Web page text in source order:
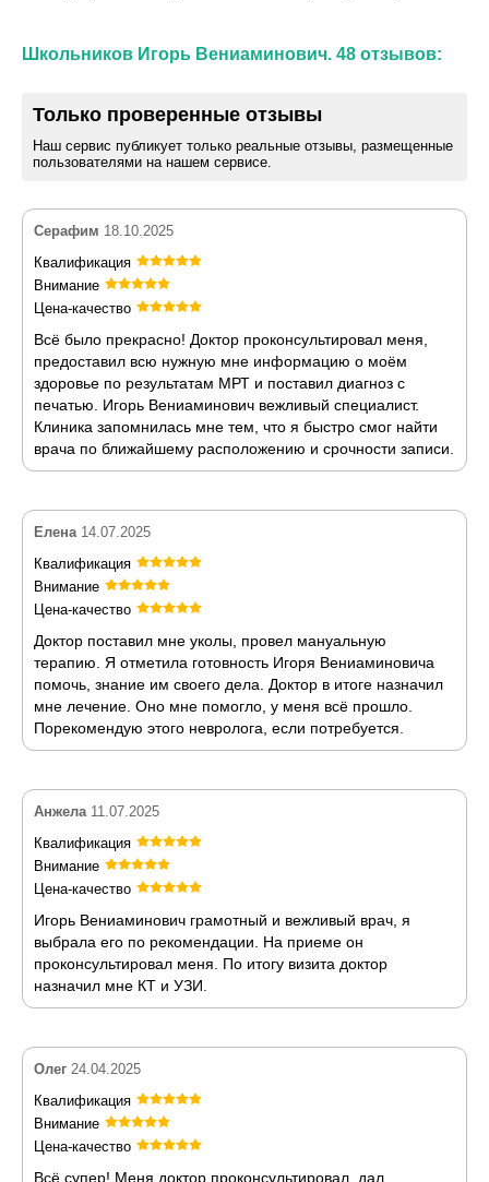
Школьников Игорь Вениаминович. 48 отзывов:
Только проверенные отзывы
Наш сервис публикует только реальные отзывы, размещенные
пользователями на нашем сервисе.
Серафим 18.10.2025
Квалификация
Внимание
Цена-качество
Всё было прекрасно! Доктор проконсультировал меня,
предоставил всю нужную мне информацию о моём
здоровье по результатам МРТ и поставил диагноз с
печатью. Игорь Вениаминович вежливый специалист.
Клиника запомнилась мне тем, что я быстро смог найти
врача по ближайшему расположению и срочности записи.
Елена 14.07.2025
Квалификация
Внимание
Цена-качество
Доктор поставил мне уколы, провел мануальную
терапию. Я отметила готовность Игоря Вениаминовича
помочь, знание им своего дела. Доктор в итоге назначил
мне лечение. Оно мне помогло, у меня всё прошло.
Порекомендую этого невролога, если потребуется.
Анжела 11.07.2025
Квалификация
Внимание
Цена-качество
Игорь Вениаминович грамотный и вежливый врач, я
выбрала его по рекомендации. На приеме он
проконсультировал меня. По итогу визита доктор
назначил мне КТ и УЗИ.
Олег 24.04.2025
Квалификация
Внимание
Цена-качество
Всё супер! Меня доктор проконсультировал, дал